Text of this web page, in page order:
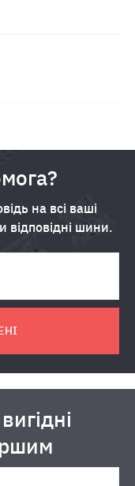
на всі ваші
відповідні шини.